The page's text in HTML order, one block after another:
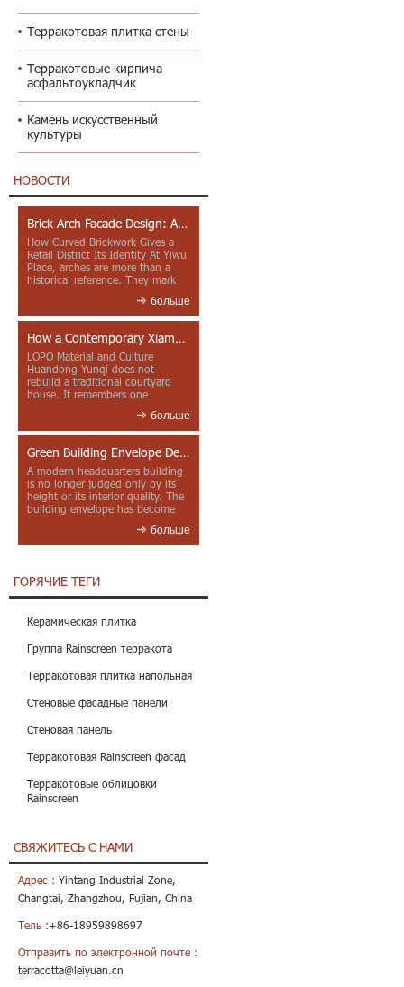
Терракотовая плитка стены
Терракотовые кирпича
асфальтоукладчик
Камень искусственный
культуры
НОВОСТИ
Brick Arch Facade Design: A Closer Look at Yiwu Place
How Curved Brickwork Gives a
Retail District Its Identity At Yiwu
Place, arches are more than a
historical reference. They mark
больше
How a Contemporary Xiamen Project Reframes Minnan Red Brick
LOPO Material and Culture
Huandong Yunqi does not
rebuild a traditional courtyard
house. It remembers one
больше
Green Building Envelope Design: Clay Sunscreen Fins for Modern Headquarters Architecture
A modern headquarters building
is no longer judged only by its
height or its interior quality. The
building envelope has become
больше
ГОРЯЧИЕ ТЕГИ
Керамическая плитка
Группа Rainscreen терракота
Терракотовая плитка напольная
Стеновые фасадные панели
Стеновая панель
Терракотовая Rainscreen фасад
Терракотовые облицовки
Rainscreen
СВЯЖИТЕСЬ С НАМИ
Адрес : Yintang Industrial Zone,
Changtai, Zhangzhou, Fujian, China
Тель :+86-18959898697
Отправить по электронной почте :
terracotta@leiyuan.cn